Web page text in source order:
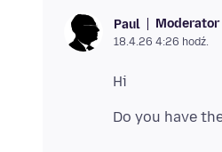
Paul Moderator
18.4.26 4:26 hodź.